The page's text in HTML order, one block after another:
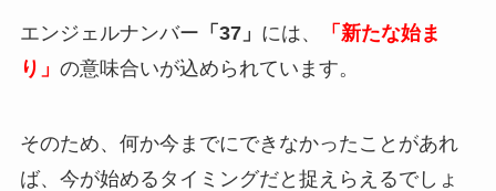
エンジェルナンバー 「37」 には、
「新たな始ま
り」 の意味合いが込められています。
そのため、何か今までにできなかったことがあれ
ば、今が始めるタイミングだと捉えらえるでしょ